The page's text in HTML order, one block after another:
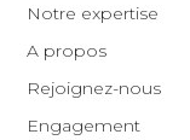
Notre expertise
A propos
Rejoignez-nous
Engagement